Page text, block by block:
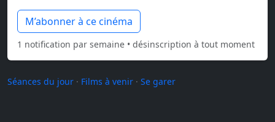
M’abonner à ce cinéma
1 notification par semaine • désinscription à tout moment
Séances du jour · Films à venir · Se garer